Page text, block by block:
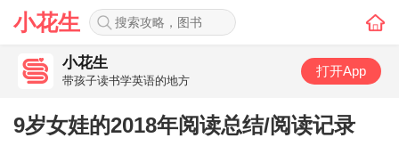
小花生
小花生
带孩子读书学英语的地方
打开App
9岁女娃的2018年阅读总结/阅读记录